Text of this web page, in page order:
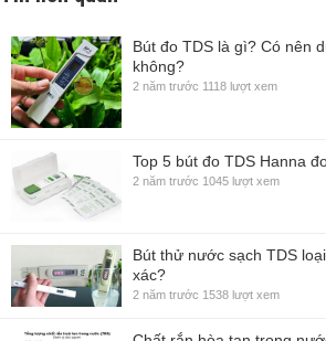
Bút đo TDS là gì? Có nên
không?
2 năm trước 1118 lượt xem
Top 5 bút đo TDS Hanna
2 năm trước 1045 lượt xem
Bút thử nước sạch TDS
xác?
2 năm trước 1538 lượt xem